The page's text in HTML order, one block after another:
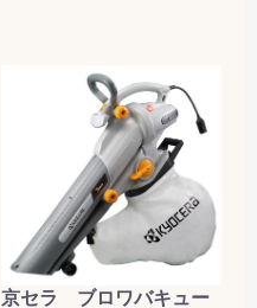
京セラ ブロワバキュー